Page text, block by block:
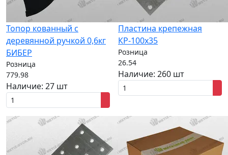
Топор кованный с
деревянной ручкой 0,6кг
БИБЕР
Розница
779.98
Наличие: 27 шт
Пластина крепежная
КР-100х35
Розница
26.54
Наличие: 260 шт